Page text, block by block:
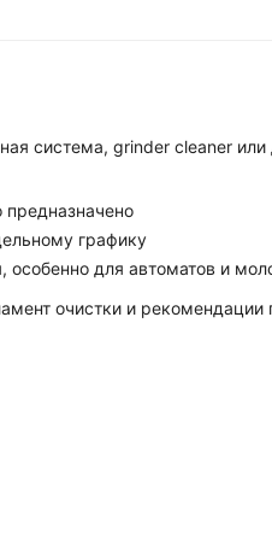
система, grinder cleaner
предназначено
графику
особенно для автоматов и
очистки и рекомендации